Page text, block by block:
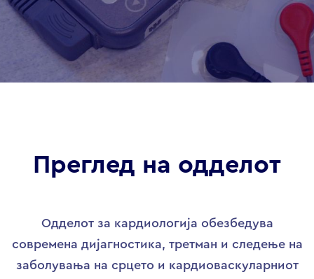
Преглед на одделот
Одделот за кардиологија обезбедува
современа дијагностика, третман и следење на
заболувања на срцето и кардиоваскуларниот